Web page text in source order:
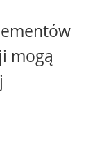
mogą